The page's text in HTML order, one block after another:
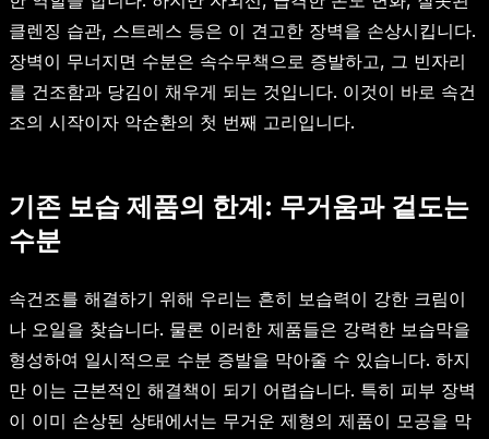
클렌징 습관, 스트레스 등은 이 견고한 장벽을 손상시킵니다.
장벽이 무너지면 수분은 속수무책으로 증발하고, 그 빈자리
를 건조함과 당김이 채우게 되는 것입니다. 이것이 바로 속건
조의 시작이자 악순환의 첫 번째 고리입니다.
기존 보습 제품의 한계: 무거움과 겉도는
수분
속건조를 해결하기 위해 우리는 흔히 보습력이 강한 크림이
나 오일을 찾습니다. 물론 이러한 제품들은 강력한 보습막을
형성하여 일시적으로 수분 증발을 막아줄 수 있습니다. 하지
만 이는 근본적인 해결책이 되기 어렵습니다. 특히 피부 장벽
이 이미 손상된 상태에서는 무거운 제형의 제품이 모공을 막